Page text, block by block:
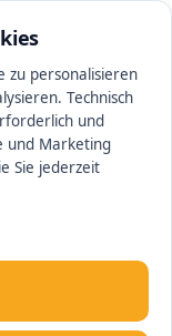
zu personalisieren
Technisch
und
und Marketing
Sie jederzeit